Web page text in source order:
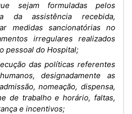
sejam formuladas pelos
da assistência recebida,
medidas sancionatórias no
irregulares realizados
pessoal do Hospital;
das políticas referentes
designadamente as
nomeação, dispensa,
de trabalho e horário, faltas,
e incentivos;